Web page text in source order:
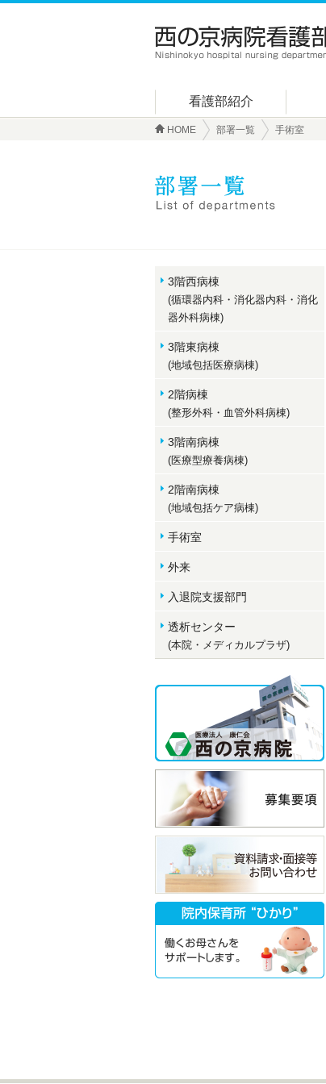
看護部紹介
HOME 部署一覧 手術室
3階西病棟
(循環器内科・消化器内科・消化
器外科病棟)
3階東病棟
(地域包括医療病棟)
2階病棟
(整形外科・血管外科病棟)
3階南病棟
(医療型療養病棟)
2階南病棟
(地域包括ケア病棟)
手術室
外来
入退院支援部門
透析センター
(本院・メディカルプラザ)